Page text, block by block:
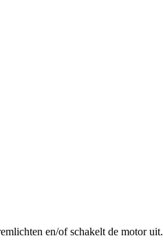
en/of schakelt de motor uit.